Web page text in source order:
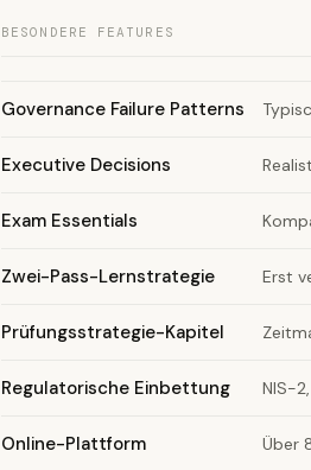
BESONDERE FEATURES
Governance Failure Patterns
Executive Decisions
Exam Essentials
Zwei-Pass-Lernstrategie Erst
Prüfungsstrategie-Kapitel
Regulatorische Einbettung NIS-
Online-Plattform Über